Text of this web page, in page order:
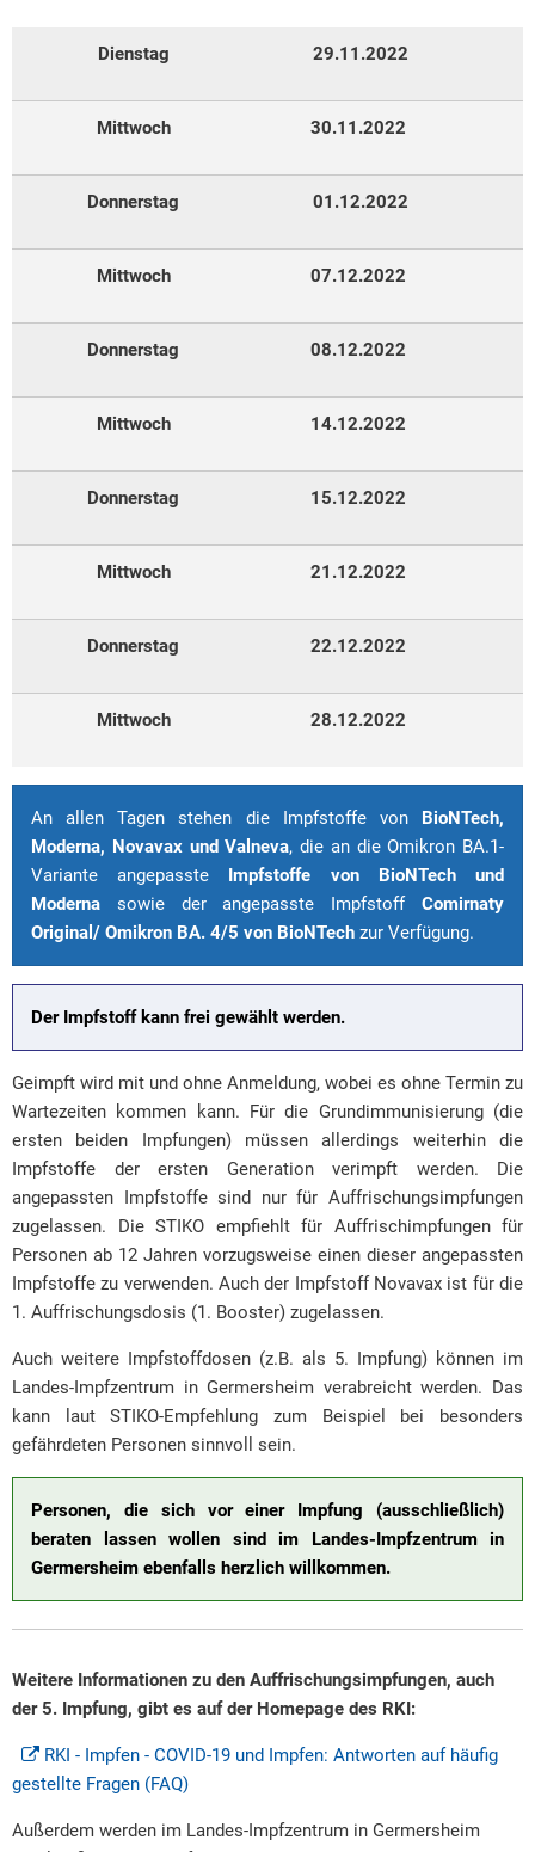
Dienstag 29.11.2022
Mittwoch 30.11.2022
Donnerstag 01.12.2022
Mittwoch 07.12.2022
Donnerstag 08.12.2022
Mittwoch 14.12.2022
Donnerstag 15.12.2022
Mittwoch 21.12.2022
Donnerstag 22.12.2022
Mittwoch 28.12.2022
An allen Tagen stehen die Impfstoffe von BioNTech,
Moderna, Novavax und Valneva, die an die Omikron BA.1-
Variante angepasste Impfstoffe von BioNTech und
Moderna sowie der angepasste ImpfstoffComirnaty
Original/ Omikron BA. 4/5 von BioNTech zur Verfügung.
Der Impfstoff kann frei gewählt werden.
Geimpft wird mit und ohne Anmeldung, wobei es ohne Termin zu
Wartezeiten kommen kann. Für die Grundimmunisierung (die
ersten beiden Impfungen) müssen allerdings weiterhin die
Impfstoffe der ersten Generation verimpft werden. Die
angepassten Impfstoffe sind nur für Auffrischungsimpfungen
zugelassen. Die STIKO empfiehlt für Auffrischimpfungen für
Personen ab 12 Jahren vorzugsweise einen dieser angepassten
Impfstoffe zu verwenden. Auch der Impfstoff Novavax ist für die
1. Auffrischungsdosis (1. Booster) zugelassen.
Auch weitere Impfstoffdosen (z.B. als 5. Impfung) können im
Landes-Impfzentrum in Germersheim verabreicht werden. Das
kann laut STIKO-Empfehlung zum Beispiel bei besonders
gefährdeten Personen sinnvoll sein.
Personen, die sich vor einer Impfung (ausschließlich)
beraten lassen wollen sind im Landes-Impfzentrum in
Germersheim ebenfalls herzlich willkommen.
Weitere Informationen zu den Auffrischungsimpfungen, auch
der 5. Impfung, gibt es auf der Homepage des RKI:
RKI - Impfen - COVID-19 und Impfen: Antworten auf häufig
gestellte Fragen (FAQ)
Außerdem werden im Landes-Impfzentrum in Germersheim